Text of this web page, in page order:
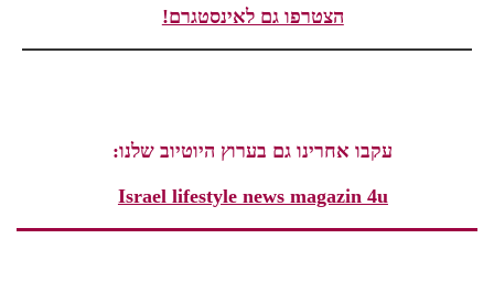
הצטרפו גם לאינסטגרם!
עקבו אחרינו גם בערוץ היוטיוב שלנו:
Israel lifestyle news magazin 4u